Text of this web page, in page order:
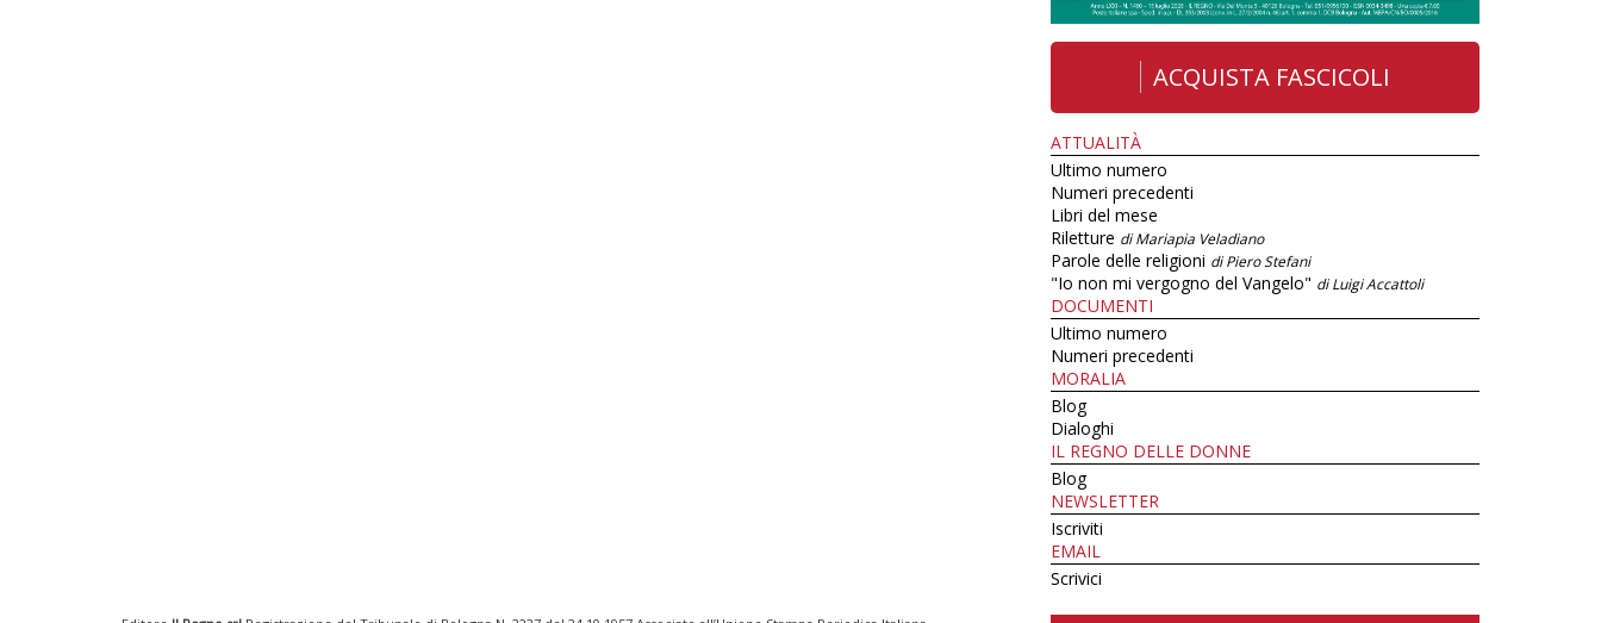
ACQUISTA FASCICOLI
ATTUALITÀ
Ultimo numero
Numeri precedenti
Libri del mese
Riletture di Mariapia Veladiano
Parole delle religioni di Piero Stefani
"Io non mi vergogno del Vangelo" di Luigi Accattoli
DOCUMENTI
Ultimo numero
Numeri precedenti
MORALIA
Blog
Dialoghi
IL REGNO DELLE DONNE
Blog
NEWSLETTER
Iscriviti
EMAIL
Scrivici